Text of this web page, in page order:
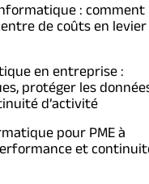
: comment
de coûts en levier
en entreprise :
protéger les
d’activité
pour PME à
et